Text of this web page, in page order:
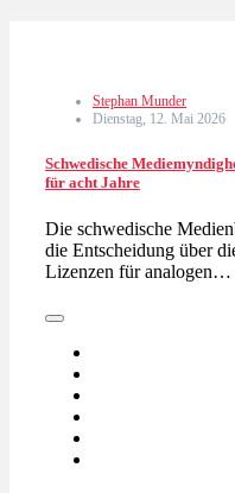
Stephan Munder
Dienstag, 12. Mai 2026
Schwedische
für acht Jahre
Die schwedische
die Entscheidung über
Lizenzen für analogen…